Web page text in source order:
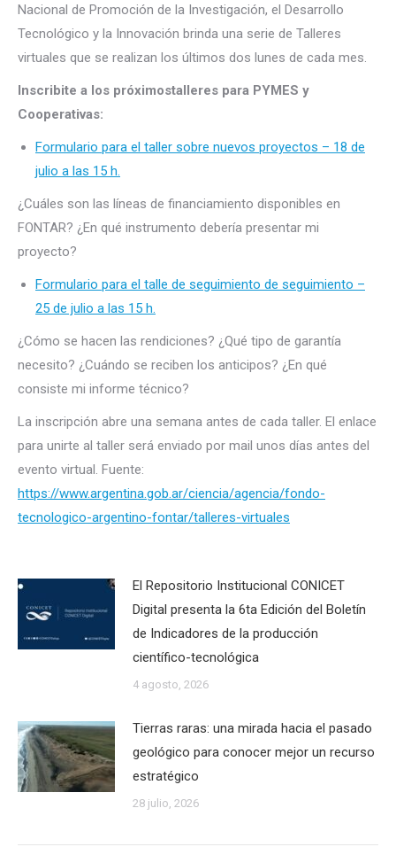
Nacional de Promoción de la Investigación, el Desarrollo
Tecnológico y la Innovación brinda una serie de Talleres
virtuales que se realizan los últimos dos lunes de cada mes.
Inscribite a los próximostalleres para PYMES y
Cooperativas:
Formulario para el taller sobre nuevos proyectos – 18 de
julio a las 15 h.
¿Cuáles son las líneas de financiamiento disponibles en
FONTAR? ¿En qué instrumento debería presentar mi
proyecto?
Formulario para el talle de seguimiento de seguimiento –
25 de julio a las 15 h.
¿Cómo se hacen las rendiciones? ¿Qué tipo de garantía
necesito? ¿Cuándo se reciben los anticipos? ¿En qué
consiste mi informe técnico?
La inscripción abre una semana antes de cada taller. El enlace
para unirte al taller será enviado por mail unos días antes del
evento virtual. Fuente:
https://www.argentina.gob.ar/ciencia/agencia/fondo-
tecnologico-argentino-fontar/talleres-virtuales
El Repositorio Institucional CONICET
Digital presenta la 6ta Edición del Boletín
de Indicadores de la producción
científico-tecnológica
4 agosto, 2026
Tierras raras: una mirada hacia el pasado
geológico para conocer mejor un recurso
estratégico
28 julio, 2026